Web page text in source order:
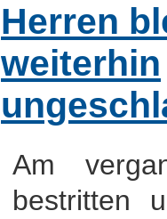
Herren
weiterhin
Am
bestritten